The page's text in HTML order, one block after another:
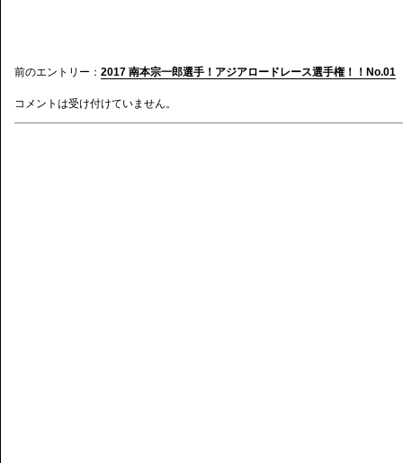
前のエントリー： 2017 南本宗一郎選手！アジアロードレース選手権！！No.01
コメントは受け付けていません。